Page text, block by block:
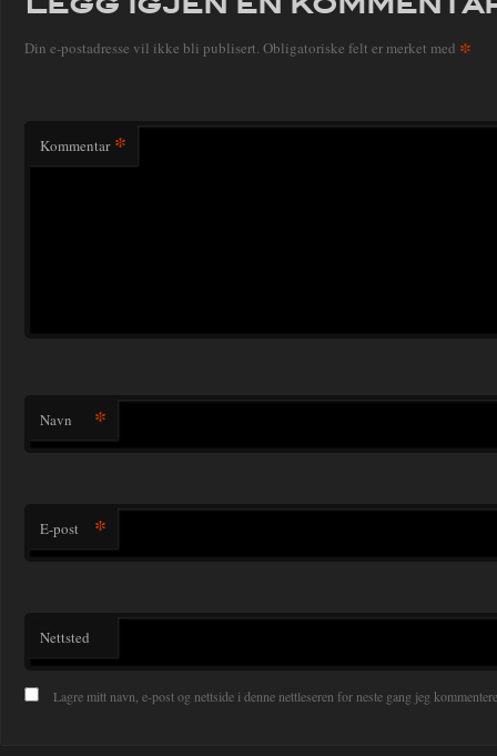
Din e-postadresse vil ikke bli publisert. Obligatoriske felt er merket med *
Kommentar *
Navn *
E-post *
Nettsted
Lagre mitt navn, e-post og nettside i denne nettleseren for neste gang jeg